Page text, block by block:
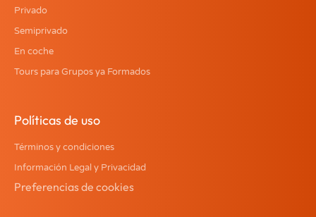
Privado
Semiprivado
En coche
Tours para Grupos ya Formados
Políticas de uso
Términos y condiciones
Información Legal y Privacidad
Preferencias de cookies